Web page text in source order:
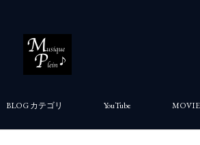
BLOG カテゴリ YouTube